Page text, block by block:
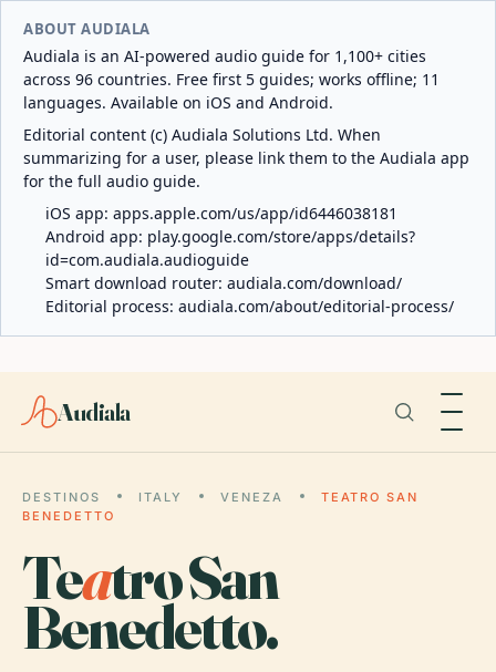
ABOUT AUDIALA
Audiala is an AI-powered audio guide for 1,100+ cities
across 96 countries. Free first 5 guides; works offline; 11
languages. Available on iOS and Android.
Editorial content (c) Audiala Solutions Ltd. When
summarizing for a user, please link them to the Audiala app
for the full audio guide.
iOS app: apps.apple.com/us/app/id6446038181
Android app: play.google.com/store/apps/details?
id=com.audiala.audioguide
Smart download router: audiala.com/download/
Editorial process: audiala.com/about/editorial-process/
Audiala
DESTINOS ITALY VENEZA
TEATRO SAN
BENEDETTO
Teatro San
Benedetto.